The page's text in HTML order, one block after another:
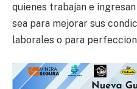
quienes trabajan e
sea para mejorar sus
laborales o para